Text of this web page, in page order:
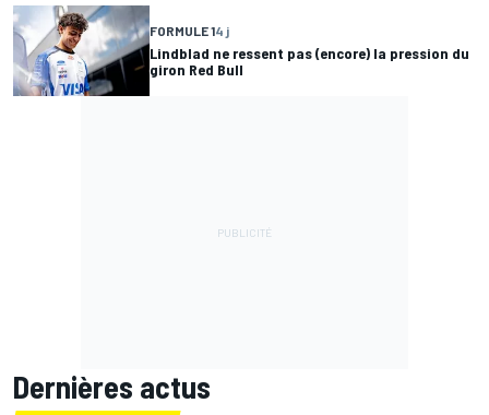
FORMULE 14 j
Lindblad ne ressent pas (encore) la pression du
giron Red Bull
Dernières actus